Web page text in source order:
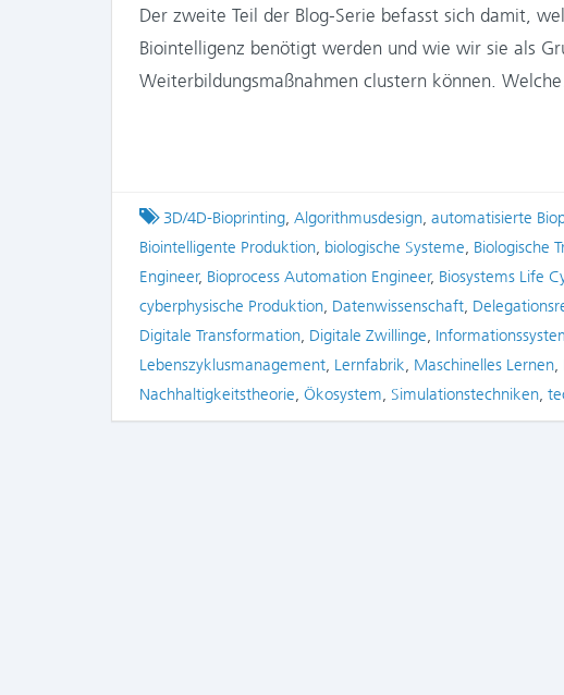
Der zweite Teil der Blog-Serie befasst sich damit,
Biointelligenz benötigt werden und wie wir sie als
Weiterbildungsmaßnahmen clustern können.
Tagged
3D/4D-Bioprinting, Algorithmusdesign, automatisierte
Biointelligente Produktion, biologische Systeme, Biologische
Engineer, Bioprocess Automation Engineer, Biosystems Life
cyberphysische Produktion, Datenwissenschaft,
Digitale Transformation, Digitale Zwillinge,
Lebenszyklusmanagement, Lernfabrik, Maschinelles Lernen,
Nachhaltigkeitstheorie, Ökosystem, Simulationstechniken,